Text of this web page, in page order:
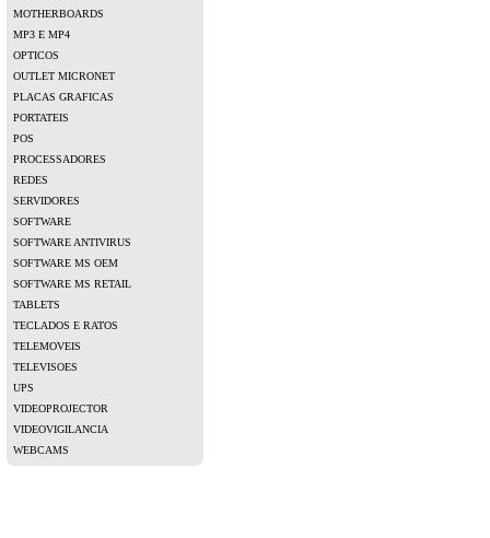
MOTHERBOARDS
MP3 E MP4
OPTICOS
OUTLET MICRONET
PLACAS GRAFICAS
PORTATEIS
POS
PROCESSADORES
REDES
SERVIDORES
SOFTWARE
SOFTWARE ANTIVIRUS
SOFTWARE MS OEM
SOFTWARE MS RETAIL
TABLETS
TECLADOS E RATOS
TELEMOVEIS
TELEVISOES
UPS
VIDEOPROJECTOR
VIDEOVIGILANCIA
WEBCAMS